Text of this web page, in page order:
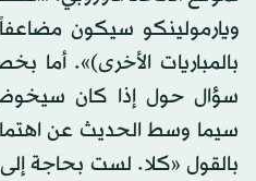
ويارمولينكو سيكون
بالمباريات الأخرى)».
سؤال حول إذا كان سيخوض
سيما وسط الحديث عن
بالقول «كلا. لست بحاجة